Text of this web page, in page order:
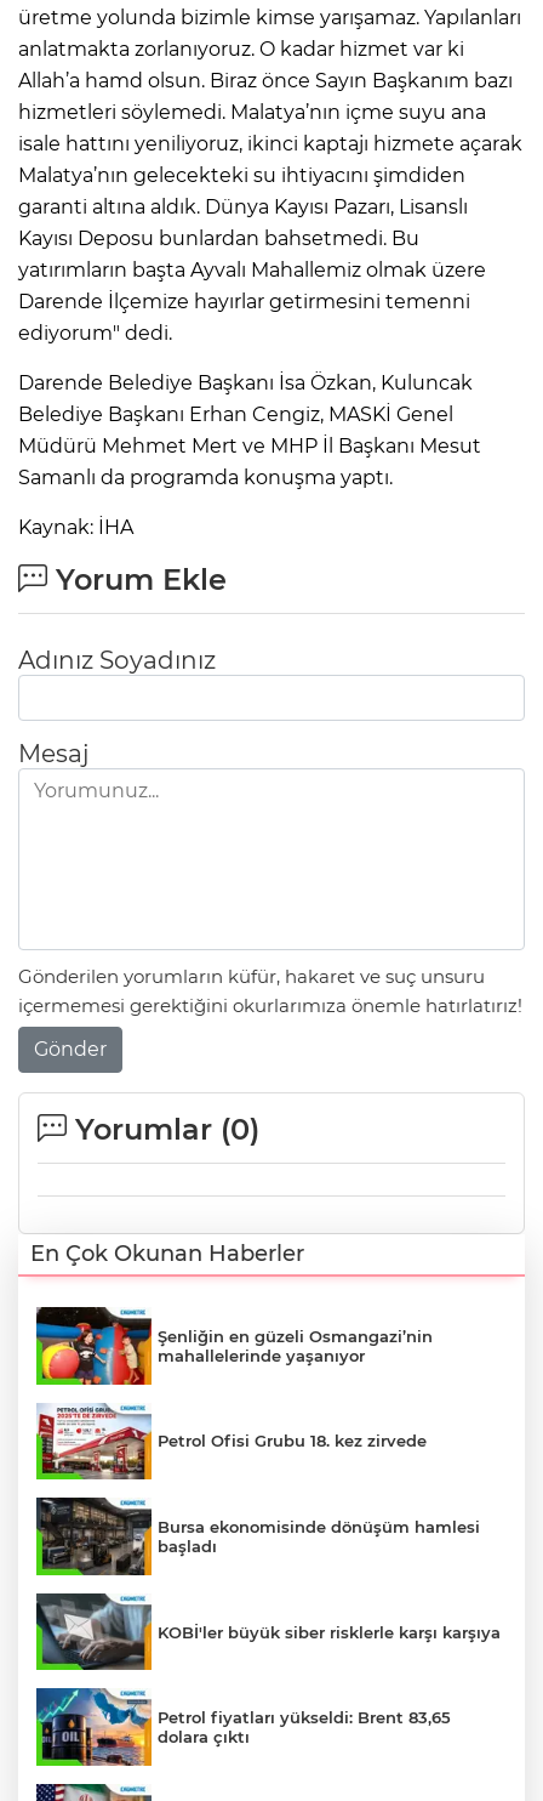
üretme yolunda bizimle kimse yarışamaz. Yapılanları
anlatmakta zorlanıyoruz. O kadar hizmet var ki
Allah’a hamd olsun. Biraz önce Sayın Başkanım bazı
hizmetleri söylemedi. Malatya’nın içme suyu ana
isale hattını yeniliyoruz, ikinci kaptajı hizmete açarak
Malatya’nın gelecekteki su ihtiyacını şimdiden
garanti altına aldık. Dünya Kayısı Pazarı, Lisanslı
Kayısı Deposu bunlardan bahsetmedi. Bu
yatırımların başta Ayvalı Mahallemiz olmak üzere
Darende İlçemize hayırlar getirmesini temenni
ediyorum" dedi.
Darende Belediye Başkanı İsa Özkan, Kuluncak
Belediye Başkanı Erhan Cengiz, MASKİ Genel
Müdürü Mehmet Mert ve MHP İl Başkanı Mesut
Samanlı da programda konuşma yaptı.
Kaynak: İHA
Yorum Ekle
Adınız Soyadınız
Mesaj
Gönderilen yorumların küfür, hakaret ve suç unsuru
içermemesi gerektiğini okurlarımıza önemle hatırlatırız!
Gönder
Yorumlar (0)
En Çok Okunan Haberler
Şenliğin en güzeli Osmangazi’nin
mahallelerinde yaşanıyor
Petrol Ofisi Grubu 18. kez zirvede
Bursa ekonomisinde dönüşüm hamlesi
başladı
KOBİ'ler büyük siber risklerle karşı karşıya
Petrol fiyatları yükseldi: Brent 83,65
dolara çıktı